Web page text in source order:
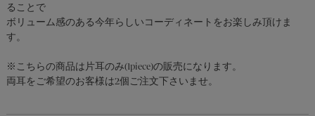
LEGAL INFORMATION
CONTACT
ることで
ボリューム感のある今年らしいコーディネートをお楽しみ頂けま
す。
※こちらの商品は片耳のみ(1piece)の販売になります。
両耳をご希望のお客様は2個ご注文下さいませ。